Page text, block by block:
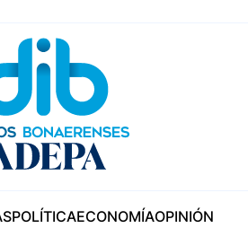
POLÍTICAECONOMÍAOPINIÓN